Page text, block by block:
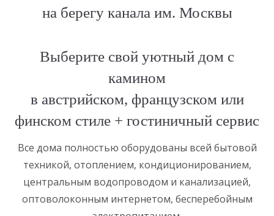
на берегу канала им. Москвы
Выберите свой уютный дом с
камином
в австрийском, французском или
финском стиле + гостиничный сервис
Все дома полностью оборудованы всей бытовой
техникой, отоплением, кондиционированием,
центральным водопроводом и канализацией,
оптоволоконным интернетом, бесперебойным